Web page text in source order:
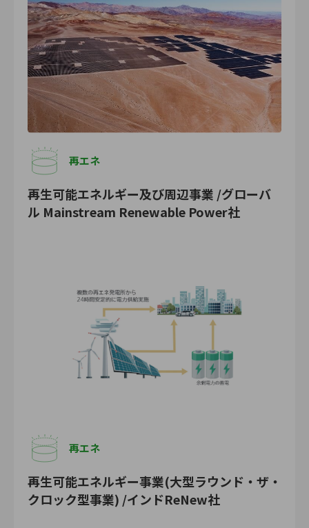
再エネ
再生可能エネルギー及び周辺事業 /グローバ
ル Mainstream Renewable Power社
再エネ
再生可能エネルギー事業(大型ラウンド・ザ・
クロック型事業) /インドReNew社